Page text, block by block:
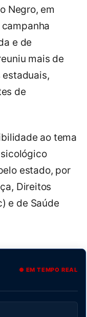
Negro, em
e de
mais de
estaduais,
de
ao tema
estado, por
Direitos
e de Saúde
● EM TEMPO REAL